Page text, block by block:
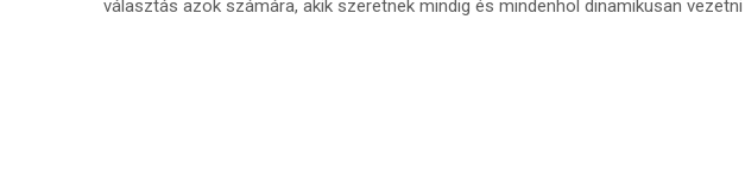
választás azok számára, akik szeretnek mindig és mindenhol dinamikusan